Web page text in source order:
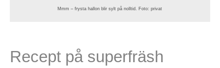
Mmm – frysta hallon blir sylt på nolltid. Foto: privat
Recept på superfräsh